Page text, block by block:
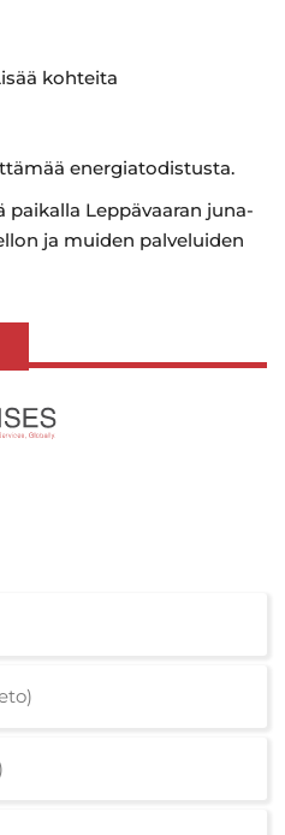
kohteita
energiatodistusta.
paikalla Leppävaaran juna-
ja muiden palveluiden